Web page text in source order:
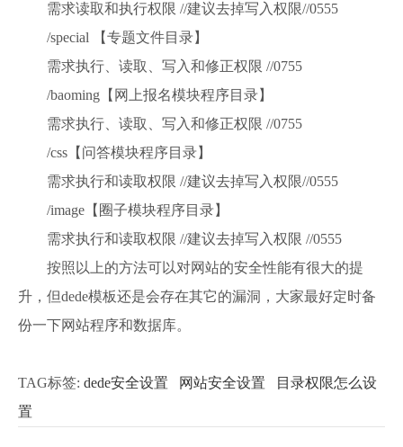
需求读取和执行权限 //建议去掉写入权限//0555
/special 【专题文件目录】
需求执行、读取、写入和修正权限 //0755
/baoming【网上报名模块程序目录】
需求执行、读取、写入和修正权限 //0755
/css【问答模块程序目录】
需求执行和读取权限 //建议去掉写入权限//0555
/image【圈子模块程序目录】
需求执行和读取权限 //建议去掉写入权限 //0555
按照以上的方法可以对网站的安全性能有很大的提
升，但dede模板还是会存在其它的漏洞，大家最好定时备
份一下网站程序和数据库。
TAG标签: dede安全设置 网站安全设置
目录权限怎么设
置